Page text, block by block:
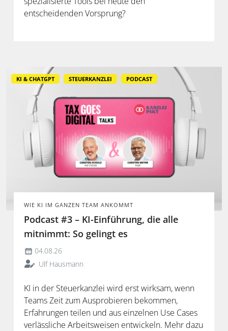
entscheidenden Vorsprung?
KI & CHATGPT STEUERKANZLEI PODCAST
WIE KI IM GANZEN TEAM ANKOMMT
Podcast #3 – KI-Einführung, die alle
mitnimmt: So gelingt es
04.08.26
Ulf Hausmann
KI in der Steuerkanzlei wird erst wirksam, wenn
Teams Zeit zum Ausprobieren bekommen,
Erfahrungen teilen und aus einzelnen Use Cases
verlässliche Arbeitsweisen entwickeln. Mehr dazu